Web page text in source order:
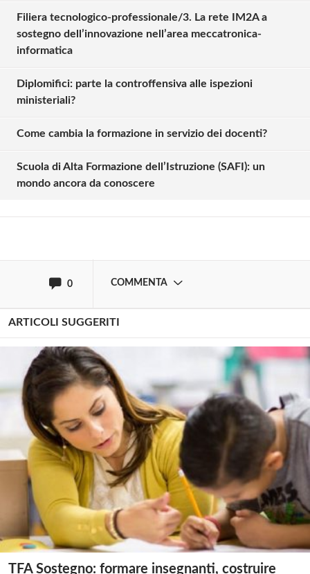
Filiera tecnologico-professionale/3. La rete IM2A a
sostegno dell’innovazione nell’area meccatronica-
informatica
Diplomifici: parte la controffensiva alle ispezioni
ministeriali?
Come cambia la formazione in servizio dei docenti?
Scuola di Alta Formazione dell’Istruzione (SAFI): un
mondo ancora da conoscere
0 COMMENTA
Solo gli utenti registrati possono
Effettua il Login o
ARTICOLI SUGGERITI
TFA Sostegno: formare insegnanti, costruire